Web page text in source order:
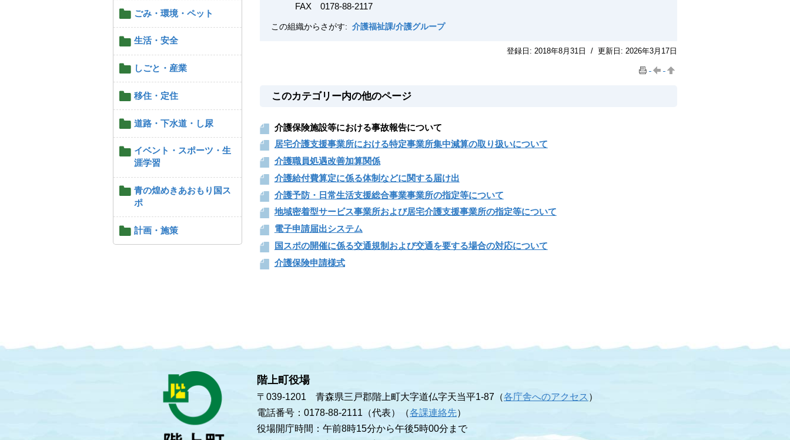
ごみ・環境・ペット
生活・安全
しごと・産業
移住・定住
道路・下水道・し尿
イベント・スポーツ・生
涯学習
青の煌めきあおもり国ス
ポ
計画・施策
FAX 0178-88-2117
この組織からさがす: 介護福祉課/介護グループ
登録日: 2018年8月31日 / 更新日: 2026年3月17日
このカテゴリー内の他のページ
介護保険施設等における事故報告について
居宅介護支援事業所における特定事業所集中減算の取り扱いについて
介護職員処遇改善加算関係
介護給付費算定に係る体制などに関する届け出
介護予防・日常生活支援総合事業事業所の指定等について
地域密着型サービス事業所および居宅介護支援事業所の指定等について
電子申請届出システム
国スポの開催に係る交通規制および交通を要する場合の対応について
介護保険申請様式
階上町役場
〒039-1201 青森県三戸郡階上町大字道仏字天当平1-87（各庁舎へのアクセス ）
電話番号：0178-88-2111（代表）（各課連絡先）
役場開庁時間：午前8時15分から午後5時00分まで